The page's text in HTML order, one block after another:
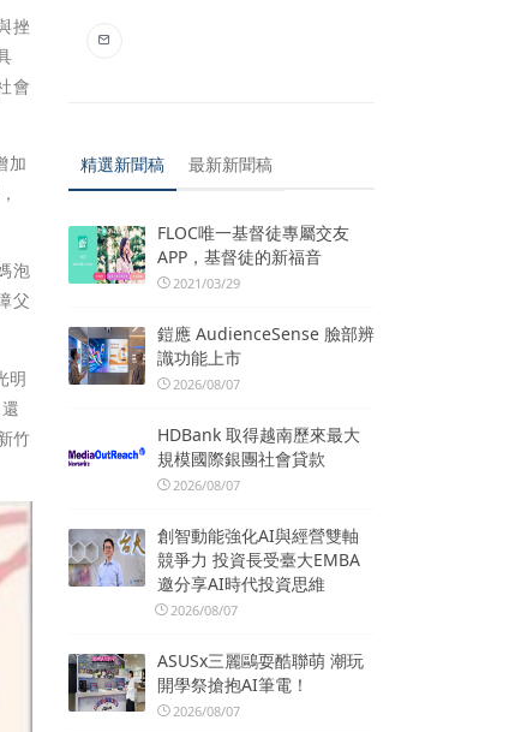
挫
會
加
泡
父
明
竹
精選新聞稿 最新新聞稿
FLOC唯一基督徒專屬交友
APP，基督徒的新福音
2021/03/29
鎧應 AudienceSense 臉部辨
識功能上市
2026/08/07
HDBank 取得越南歷來最大
規模國際銀團社會貸款
2026/08/07
創智動能強化AI與經營雙軸
競爭力 投資長受臺大EMBA
邀分享AI時代投資思維
2026/08/07
ASUSx三麗鷗耍酷聯萌 潮玩
開學祭搶抱AI筆電！
2026/08/07